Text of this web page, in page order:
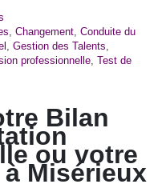
Changement, Conduite du
Gestion des Talents
professionnelle Test de
Bilan
ou votre
àMisérieux